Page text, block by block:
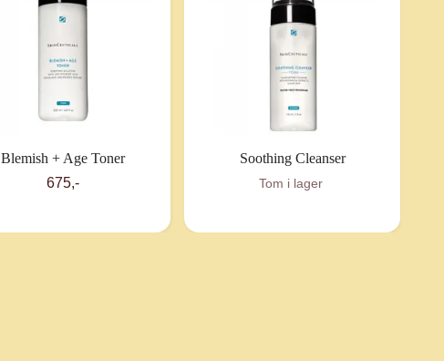
Blemish + Age Toner
675,-
Soothing Cleanser
Tom i lager